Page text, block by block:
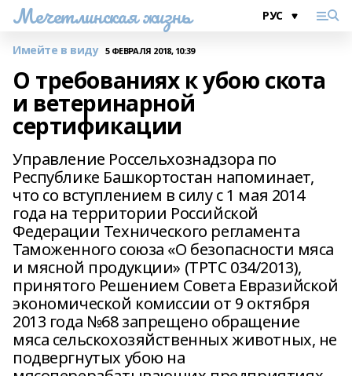
Мечетлинская жизнь
Имейте в виду 5 ФЕВРАЛЯ 2018, 10:39
О требованиях к убою скота
и ветеринарной
сертификации
Управление Россельхознадзора по
Республике Башкортостан напоминает,
что со вступлением в силу с 1 мая 2014
года на территории Российской
Федерации Технического регламента
Таможенного союза «О безопасности мяса
и мясной продукции» (ТРТС 034/2013),
принятого Решением Совета Евразийской
экономической комиссии от 9 октября
2013 года №68 запрещено обращение
мяса сельскохозяйственных животных, не
подвергнутых убою на